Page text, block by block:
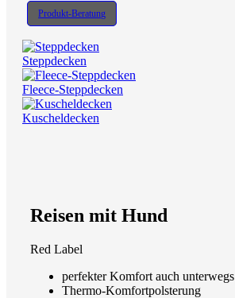
Produkt-Beratung
Steppdecken
Fleece-Steppdecken
Kuscheldecken
Reisen mit Hund
Red Label
perfekter Komfort auch unterwegs
Thermo-Komfortpolsterung